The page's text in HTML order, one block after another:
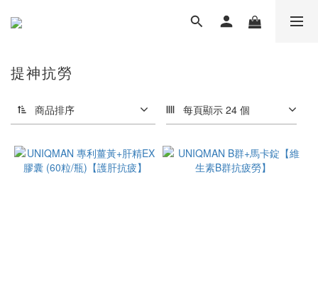
提神抗勞
商品排序 每頁顯示 24 個